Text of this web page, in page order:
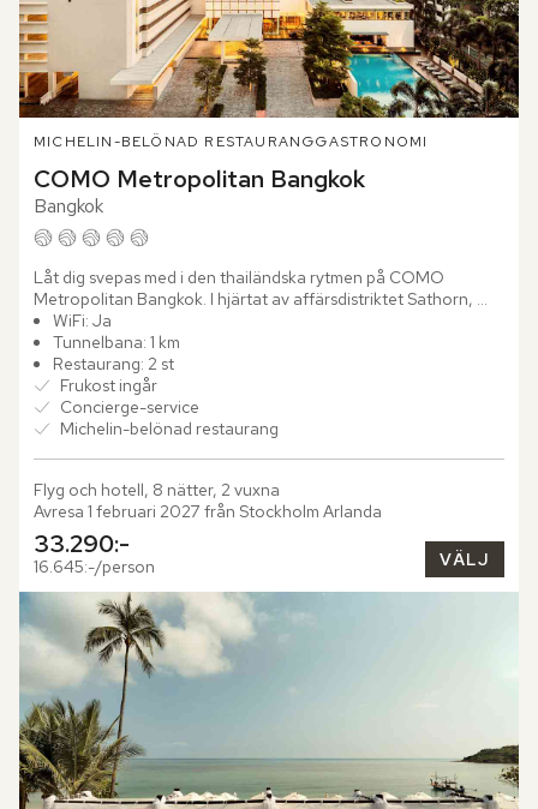
MICHELIN-BELÖNAD RESTAURANGGASTRONOMI
COMO Metropolitan Bangkok
Bangkok
Låt dig svepas med i den thailändska rytmen på COMO
Metropolitan Bangkok. I hjärtat av affärsdistriktet Sathorn,
nära Siloms vibrerande nattliv och Sukhumvits shoppingstråk,
möts...
WiFi: Ja
Tunnelbana: 1 km
Restaurang: 2 st
Frukost ingår
Concierge-service
Michelin-belönad restaurang
Flyg och hotell, 8 nätter, 2 vuxna
Avresa 1 februari 2027 från Stockholm Arlanda
33.290:-
16.645:-/person VÄLJ